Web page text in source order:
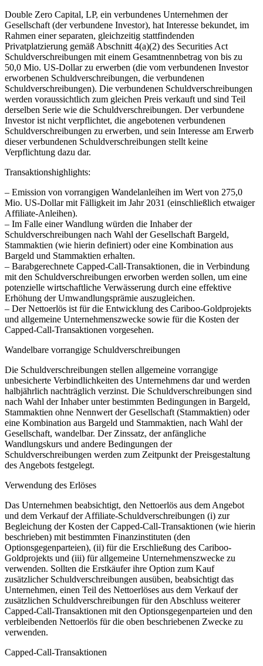
Double Zero Capital, LP, ein verbundenes Unternehmen der
Gesellschaft (der verbundene Investor), hat Interesse bekundet, im
Rahmen einer separaten, gleichzeitig stattfindenden
Privatplatzierung gemäß Abschnitt 4(a)(2) des Securities Act
Schuldverschreibungen mit einem Gesamtnennbetrag von bis zu
50,0 Mio. US-Dollar zu erwerben (die vom verbundenen Investor
erworbenen Schuldverschreibungen, die verbundenen
Schuldverschreibungen). Die verbundenen Schuldverschreibungen
werden voraussichtlich zum gleichen Preis verkauft und sind Teil
derselben Serie wie die Schuldverschreibungen. Der verbundene
Investor ist nicht verpflichtet, die angebotenen verbundenen
Schuldverschreibungen zu erwerben, und sein Interesse am Erwerb
dieser verbundenen Schuldverschreibungen stellt keine
Verpflichtung dazu dar.
Transaktionshighlights:
– Emission von vorrangigen Wandelanleihen im Wert von 275,0
Mio. US-Dollar mit Fälligkeit im Jahr 2031 (einschließlich etwaiger
Affiliate-Anleihen).
– Im Falle einer Wandlung würden die Inhaber der
Schuldverschreibungen nach Wahl der Gesellschaft Bargeld,
Stammaktien (wie hierin definiert) oder eine Kombination aus
Bargeld und Stammaktien erhalten.
– Barabgerechnete Capped-Call-Transaktionen, die in Verbindung
mit den Schuldverschreibungen erworben werden sollen, um eine
potenzielle wirtschaftliche Verwässerung durch eine effektive
Erhöhung der Umwandlungsprämie auszugleichen.
– Der Nettoerlös ist für die Entwicklung des Cariboo-Goldprojekts
und allgemeine Unternehmenszwecke sowie für die Kosten der
Capped-Call-Transaktionen vorgesehen.
Wandelbare vorrangige Schuldverschreibungen
Die Schuldverschreibungen stellen allgemeine vorrangige
unbesicherte Verbindlichkeiten des Unternehmens dar und werden
halbjährlich nachträglich verzinst. Die Schuldverschreibungen sind
nach Wahl der Inhaber unter bestimmten Bedingungen in Bargeld,
Stammaktien ohne Nennwert der Gesellschaft (Stammaktien) oder
eine Kombination aus Bargeld und Stammaktien, nach Wahl der
Gesellschaft, wandelbar. Der Zinssatz, der anfängliche
Wandlungskurs und andere Bedingungen der
Schuldverschreibungen werden zum Zeitpunkt der Preisgestaltung
des Angebots festgelegt.
Verwendung des Erlöses
Das Unternehmen beabsichtigt, den Nettoerlös aus dem Angebot
und dem Verkauf der Affiliate-Schuldverschreibungen (i) zur
Begleichung der Kosten der Capped-Call-Transaktionen (wie hierin
beschrieben) mit bestimmten Finanzinstituten (den
Optionsgegenparteien), (ii) für die Erschließung des Cariboo-
Goldprojekts und (iii) für allgemeine Unternehmenszwecke zu
verwenden. Sollten die Erstkäufer ihre Option zum Kauf
zusätzlicher Schuldverschreibungen ausüben, beabsichtigt das
Unternehmen, einen Teil des Nettoerlöses aus dem Verkauf der
zusätzlichen Schuldverschreibungen für den Abschluss weiterer
Capped-Call-Transaktionen mit den Optionsgegenparteien und den
verbleibenden Nettoerlös für die oben beschriebenen Zwecke zu
verwenden.
Capped-Call-Transaktionen